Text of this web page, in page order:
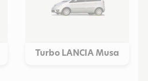
Turbo LANCIA Musa